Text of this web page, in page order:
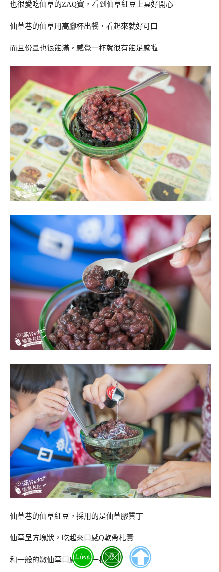
也很愛吃仙草的ZAQ寶，看到仙草紅豆上桌好開心
仙草巷的仙草用高腳杯出餐，看起來就好可口
而且份量也很飽滿，感覺一杯就很有飽足感啦
仙草巷的仙草紅豆，採用的是仙草膠質丁
仙草呈方塊狀，吃起來口感Q軟帶札實
和一般的嫩仙草口感很不一樣唷